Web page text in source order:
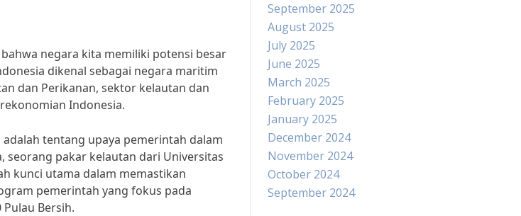
negara kita memiliki potensi besar
dikenal sebagai negara maritim
dan Perikanan, sektor kelautan dan
Indonesia.
tentang upaya pemerintah dalam
seorang pakar kelautan dari Universitas
kunci utama dalam memastikan
pemerintah yang fokus pada
Bersih.
September 2025
August 2025
July 2025
June 2025
March 2025
February 2025
January 2025
December 2024
November 2024
October 2024
September 2024